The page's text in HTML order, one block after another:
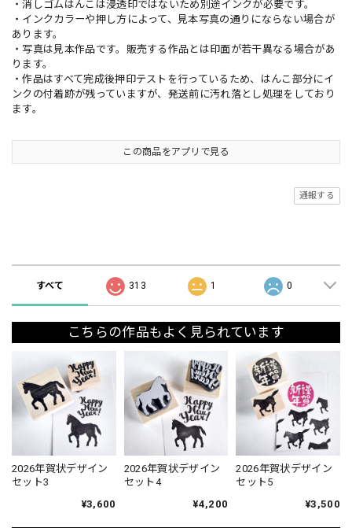
・消しゴムはんこは浸透印ではないため別途インクが必要です。
・インクカラーや押し方によって、見本写真の通りにならない場合が
あります。
・写真は見本作品です。販売する作品とは印面が若干異なる場合があ
ります。
・作品はすべて完成後押印テストを行っているため、はんこ部分にイ
ンクの付着跡が残っていますが、発送前に汚れ落とし処理をしており
ます。
この商品をアプリで見る
通報する
すべて 313 1 0
こちらの作品もよく見られています
2026年賀状デザイン
セット3
¥3,600
2026年賀状デザイン
セット4
¥4,200
2026年賀状デザイン
セット5
¥3,500